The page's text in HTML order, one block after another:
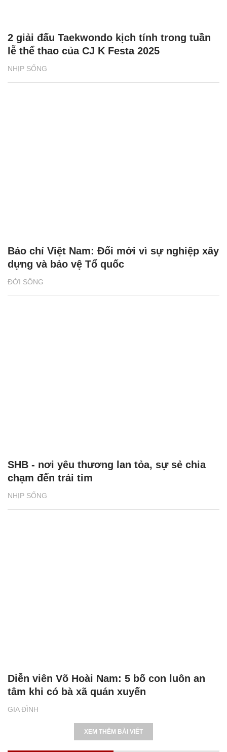
NHỊP SỐNG
2 giải đấu Taekwondo kịch tính trong tuần
lễ thể thao của CJ K Festa 2025
ĐỜI SỐNG
Báo chí Việt Nam: Đổi mới vì sự nghiệp xây
dựng và bảo vệ Tổ quốc
NHỊP SỐNG
SHB - nơi yêu thương lan tỏa, sự sẻ chia
chạm đến trái tim
GIA ĐÌNH
Diễn viên Võ Hoài Nam: 5 bố con luôn an
tâm khi có bà xã quán xuyến
XEM THÊM BÀI VIẾT